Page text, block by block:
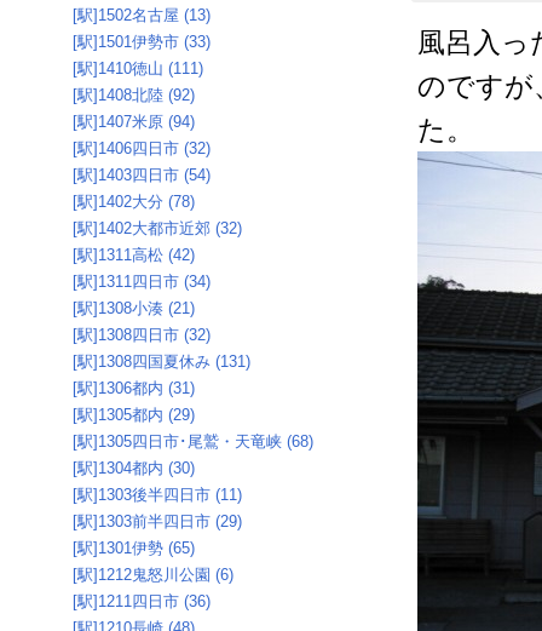
風呂入っ
のですが
た。
[駅]1502名古屋 (13)
[駅]1501伊勢市 (33)
[駅]1410徳山 (111)
[駅]1408北陸 (92)
[駅]1407米原 (94)
[駅]1406四日市 (32)
[駅]1403四日市 (54)
[駅]1402大分 (78)
[駅]1402大都市近郊 (32)
[駅]1311高松 (42)
[駅]1311四日市 (34)
[駅]1308小湊 (21)
[駅]1308四日市 (32)
[駅]1308四国夏休み (131)
[駅]1306都内 (31)
[駅]1305都内 (29)
[駅]1305四日市･尾鷲・天竜峡 (68)
[駅]1304都内 (30)
[駅]1303後半四日市 (11)
[駅]1303前半四日市 (29)
[駅]1301伊勢 (65)
[駅]1212鬼怒川公園 (6)
[駅]1211四日市 (36)